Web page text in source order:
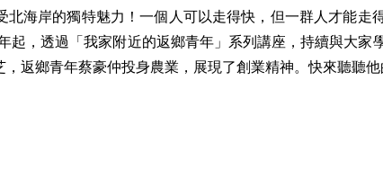
海岸的獨特魅力！一個人可以走得快，但一群人才能走
，透過「我家附近的返鄉青年」系列講座，持續與大家
返鄉青年蔡豪仲投身農業，展現了創業精神。快來聽聽他